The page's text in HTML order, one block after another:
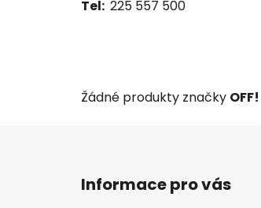
Tel: 225 557 500
Žádné produkty značky OFF!
Informace pro vás